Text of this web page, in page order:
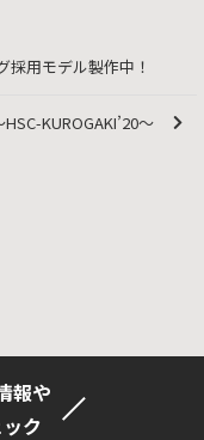
採用モデル製作中！
KUROGAKI’20～
報や
ク